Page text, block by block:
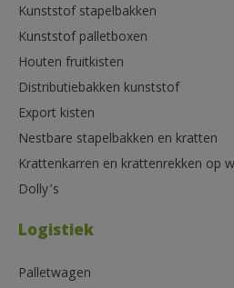
Kunststof stapelbakken
Kunststof palletboxen
Houten fruitkisten
Distributiebakken kunststof
Export kisten
Nestbare stapelbakken en kratten
Krattenkarren en krattenrekken op
Dolly’s
Logistiek
Palletwagen